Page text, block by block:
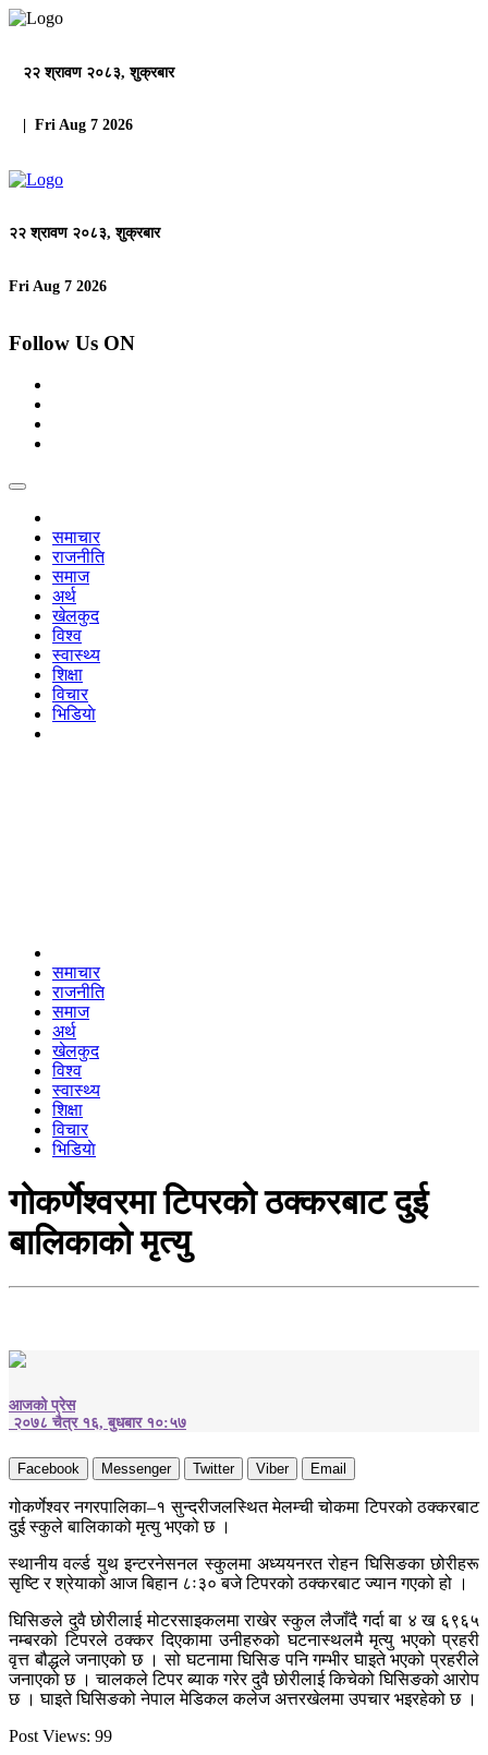
२२ श्रावण २०८३, शुक्रबार
| Fri Aug 7 2026
२२ श्रावण २०८३, शुक्रबार
Fri Aug 7 2026
Follow Us ON
समाचार
राजनीति
समाज
अर्थ
खेलकुद
विश्व
स्वास्थ्य
शिक्षा
विचार
भिडियाे
समाचार
राजनीति
समाज
अर्थ
खेलकुद
विश्व
स्वास्थ्य
शिक्षा
विचार
भिडियाे
गोकर्णेश्वरमा टिपरको ठक्करबाट दुई
बालिकाको मृत्यु
आजको प्रेस
२०७८ चैत्र १६, बुधबार १०:५७
Facebook Messenger Twitter Viber Email
गोकर्णेश्वर नगरपालिका–१ सुन्दरीजलस्थित मेलम्ची चोकमा टिपरको ठक्करबाट
दुई स्कुले बालिकाको मृत्यु भएको छ ।
स्थानीय वर्ल्ड युथ इन्टरनेसनल स्कुलमा अध्ययनरत रोहन घिसिङका छोरीहरू
सृष्टि र श्रेयाको आज बिहान ८ः३० बजे टिपरको ठक्करबाट ज्यान गएको हो ।
घिसिङले दुवै छोरीलाई मोटरसाइकलमा राखेर स्कुल लैजाँदै गर्दा बा ४ ख ६९६५
नम्बरको टिपरले ठक्कर दिएकामा उनीहरुको घटनास्थलमै मृत्यु भएको प्रहरी
वृत्त बौद्धले जनाएको छ । सो घटनामा घिसिङ पनि गम्भीर घाइते भएको प्रहरीले
जनाएको छ । चालकले टिपर ब्याक गरेर दुवै छोरीलाई किचेको घिसिङको आरोप
छ । घाइते घिसिङको नेपाल मेडिकल कलेज अत्तरखेलमा उपचार भइरहेको छ ।
Post Views: 99